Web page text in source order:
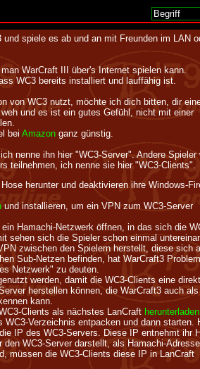
und spiele es ab und an mit Freunden im LAN
WarCraft III über's Internet spielen kann.
WC3 bereits installiert und lauffähig ist.
von WC3 nutzt, möchte ich dich bitten, dir
und es ist ein gutes Gefühl, nicht mit einer
bei Amazon ganz günstig.
nenne ihn hier "WC3-Server". Andere Spieler
teilnehmen, ich nenne sie hier "WC3-Clients".
herunter und deaktivieren ihre Windows-
und installieren, um ein VPN zum WC3-Server
Hamachi-Netzwerk öffnen, in das sich die
sehen sich die Spieler schon einmal
zwischen den Spielern herstellt, diese sich
Sub-Netzen befinden, hat WarCraft3
Netzwerk" zu deuten.
werden, damit die WC3-Clients eine
herstellen können, die WarCraft3 auch als
kann.
Clients als nächstes LanCraft herunterladen
WC3-Verzeichnis entpacken und dann starten.
IP des WC3-Servers. Diese IP entnehmt ihr
den WC3-Server darstellt, als Hamachi-Adresse
müssen die WC3-Clients diese IP in LanCraft